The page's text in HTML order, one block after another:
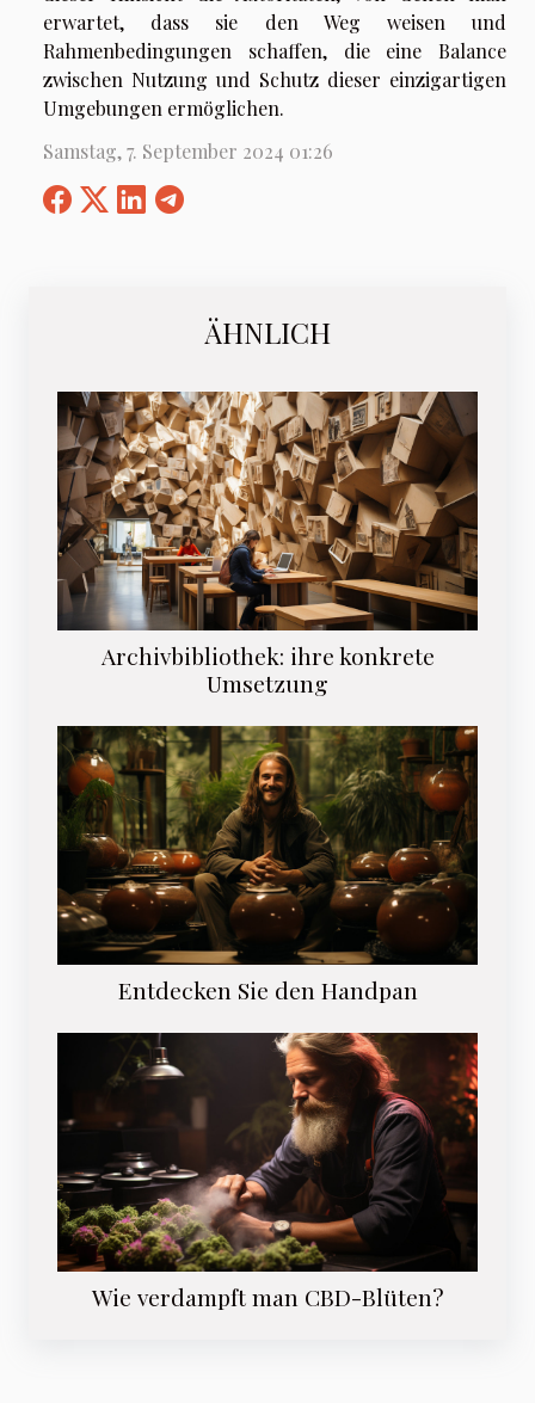
ÄHNLICH
Archivbibliothek: ihre konkrete
Umsetzung
Entdecken Sie den Handpan
Wie verdampft man CBD-Blüten?
erwartet, dass sie den Weg weisen und
Rahmenbedingungen schaffen, die eine Balance
zwischen Nutzung und Schutz dieser einzigartigen
Umgebungen ermöglichen.
Samstag, 7. September 2024 01:26